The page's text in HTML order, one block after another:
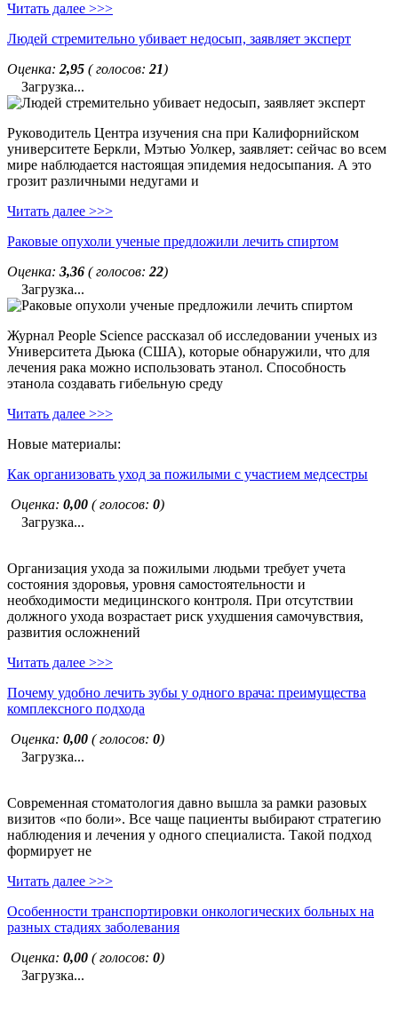
Читать далее >>>
Людей стремительно убивает недосып, заявляет эксперт
Оценка: 2,95 ( голосов: 21)
Загрузка...
Руководитель Центра изучения сна при Калифорнийском
университете Беркли, Мэтью Уолкер, заявляет: сейчас во всем
мире наблюдается настоящая эпидемия недосыпания. А это
грозит различными недугами и
Читать далее >>>
Раковые опухоли ученые предложили лечить спиртом
Оценка: 3,36 ( голосов: 22)
Загрузка...
Журнал People Science рассказал об исследовании ученых из
Университета Дьюка (США), которые обнаружили, что для
лечения рака можно использовать этанол. Способность
этанола создавать гибельную среду
Читать далее >>>
Новые материалы:
Как организовать уход за пожилыми с участием медсестры
Оценка: 0,00 ( голосов: 0)
Загрузка...
Организация ухода за пожилыми людьми требует учета
состояния здоровья, уровня самостоятельности и
необходимости медицинского контроля. При отсутствии
должного ухода возрастает риск ухудшения самочувствия,
развития осложнений
Читать далее >>>
Почему удобно лечить зубы у одного врача: преимущества
комплексного подхода
Оценка: 0,00 ( голосов: 0)
Загрузка...
Современная стоматология давно вышла за рамки разовых
визитов «по боли». Все чаще пациенты выбирают стратегию
наблюдения и лечения у одного специалиста. Такой подход
формирует не
Читать далее >>>
Особенности транспортировки онкологических больных на
разных стадиях заболевания
Оценка: 0,00 ( голосов: 0)
Загрузка...